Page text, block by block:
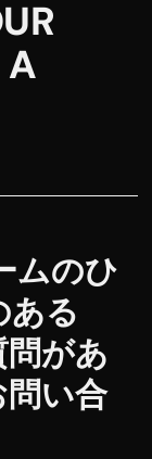
A
ムのひ
ある
があ
い合